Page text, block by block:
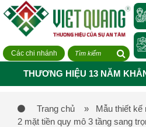
Các chi nhánh
THƯƠNG HIỆU 13 NĂM
Trang chủ » Mẫu thiết kế
2 mặt tiền quy mô 3 tầng sang